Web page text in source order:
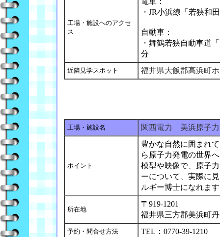
工場・施設へのアクセ
ス
・JR小浜線「若狭和
自動車：
・舞鶴若狭自動車道
分
近隣見学スポット 福井県大飯郡高浜町
工場・施設名 関西電力 美浜原子力
ポイント
豊かな自然に囲まれ
ら原子力発電の世界
模型や映像で、原子
ーについて、実際に
ルギー博士になれま
所在地
〒919-1201
福井県三方郡美浜町
予約・問合せ方法 TEL：0770-39-1210